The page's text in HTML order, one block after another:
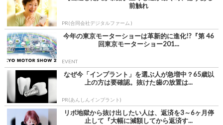
前触れ
PR(合同会社デジタルファーム )
今年の東京モーターショーは革新的に進化!?『第 46
回東京モーターショー201...
EVENT
なぜ今「インプラント」を選ぶ人が急増中？65歳以
上の方は要確認。抜けた歯の放置は...
PR(あんしんインプラント)
リボ地獄から抜け出したい人は、返済を3～6ヶ月停
止して『大幅に減額してから返済す...